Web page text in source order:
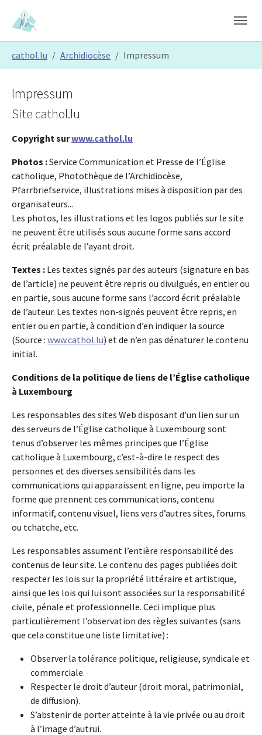
Skip to main content
Skip to page footer
cathol.lu Archidiocèse Impressum
Impressum
Site cathol.lu
Copyright surwww.cathol.lu
Photos :Service Communication et Presse de l’Église
catholique, Photothèque de l’Archidiocèse,
Pfarrbriefservice, illustrations mises à disposition par des
organisateurs...
Les photos, les illustrations et les logos publiés sur le site
ne peuvent être utilisés sous aucune forme sans accord
écrit préalable de l’ayant droit.
Textes : Les textes signés par des auteurs (signature en bas
de l’article) ne peuvent être repris ou divulgués, en entier ou
en partie, sous aucune forme sans l’accord écrit préalable
de l’auteur. Les textes non-signés peuvent être repris, en
entier ou en partie, à condition d’en indiquer la source
(Source : www.cathol.lu) et de n’en pas dénaturer le contenu
initial.
Conditions de la politique de liens de l’Église catholique
à Luxembourg
Les responsables des sites Web disposant d’un lien sur un
des serveurs de l’Église catholique à Luxembourg sont
tenus d’observer les mêmes principes que l’Église
catholique à Luxembourg, c’est-à-dire le respect des
personnes et des diverses sensibilités dans les
communications qui apparaissent en ligne, peu importe la
forme que prennent ces communications, contenu
informatif, contenu visuel, liens vers d’autres sites, forums
ou tchatche, etc.
Les responsables assument l’entière responsabilité des
contenus de leur site. Le contenu des pages publiées doit
respecter les lois sur la propriété littéraire et artistique,
ainsi que les lois qui lui sont associées sur la responsabilité
civile, pénale et professionnelle. Ceci implique plus
particulièrement l’observation des règles suivantes (sans
que cela constitue une liste limitative) :
Observer la tolérance politique, religieuse, syndicale et
commerciale.
Respecter le droit d’auteur (droit moral, patrimonial,
de diffusion).
S’abstenir de porter atteinte à la vie privée ou au droit
à l’image d’autrui.